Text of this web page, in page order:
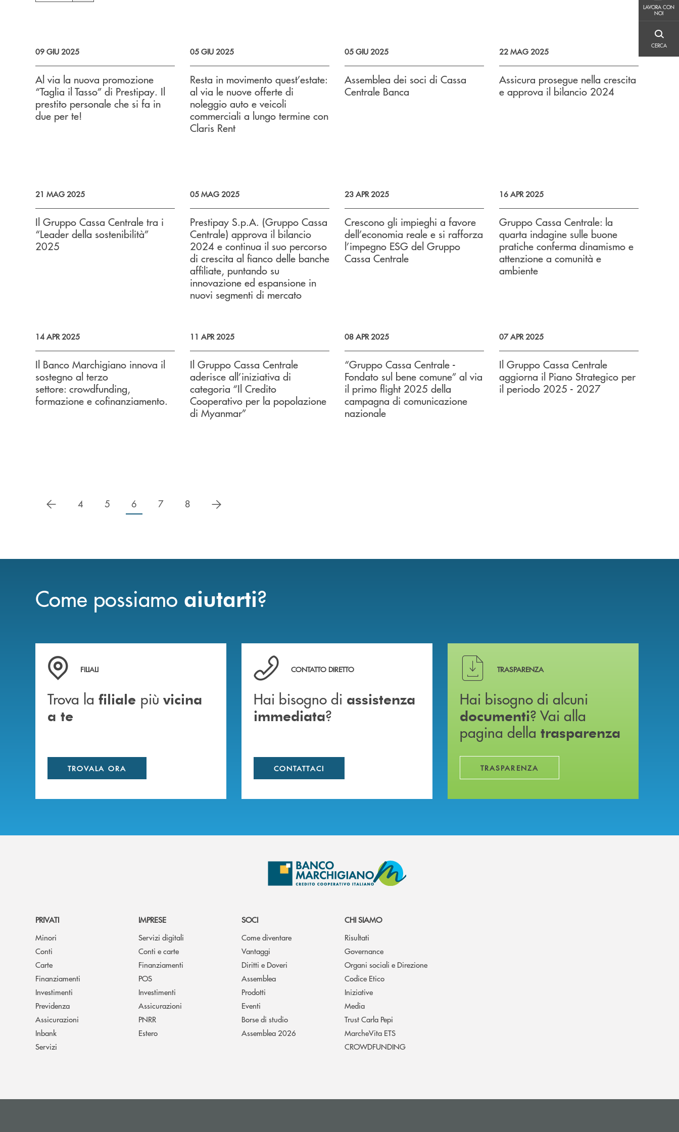
LAVORA CON
NOI
CERCA
09 GIU 2025
Al via la nuova promozione
“Taglia il Tasso” di Prestipay. Il
prestito personale che si fa in
due per te!
05 GIU 2025
Resta in movimento quest’estate:
al via le nuove offerte di
noleggio auto e veicoli
commerciali a lungo termine con
Claris Rent
05 GIU 2025
Assemblea dei soci di Cassa
Centrale Banca
22 MAG 2025
Assicura prosegue nella crescita
e approva il bilancio 2024
21 MAG 2025
Il Gruppo Cassa Centrale tra i
“Leader della sostenibilità”
2025
05 MAG 2025
Prestipay S.p.A. (Gruppo Cassa
Centrale) approva il bilancio
2024 e continua il suo percorso
di crescita al fianco delle banche
affiliate, puntando su
innovazione ed espansione in
nuovi segmenti di mercato
23 APR 2025
Crescono gli impieghi a favore
dell’economia reale e si rafforza
l’impegno ESG del Gruppo
Cassa Centrale
16 APR 2025
Gruppo Cassa Centrale: la
quarta indagine sulle buone
pratiche conferma dinamismo e
attenzione a comunità e
ambiente
14 APR 2025
Il Banco Marchigiano innova il
sostegno al terzo
settore: crowdfunding,
formazione e cofinanziamento.
11 APR 2025
Il Gruppo Cassa Centrale
aderisce all’iniziativa di
categoria “Il Credito
Cooperativo per la popolazione
di Myanmar”
08 APR 2025
“Gruppo Cassa Centrale -
Fondato sul bene comune” al via
il primo flight 2025 della
campagna di comunicazione
nazionale
07 APR 2025
Il Gruppo Cassa Centrale
aggiorna il Piano Strategico per
il periodo 2025 - 2027
precedente
4 5 6 7 8 successivo
Come possiamo aiutarti?
Trova la filiale più vicina a te
FILIALI
Trova la filiale più vicina
a te
TROVALA ORA
Hai bisogno di assistenza immediata ?
CONTATTO DIRETTO
Hai bisogno di assistenza
immediata?
CONTATTACI
Hai bisogno di alcuni documenti ? Vai alla pagina della
TRASPARENZA
Hai bisogno di alcuni
documenti? Vai alla
pagina della trasparenza
TRASPARENZA
PRIVATI
Minori
Conti
Carte
Finanziamenti
Investimenti
Previdenza
Assicurazioni
Inbank
Servizi
IMPRESE
Servizi digitali
Conti e carte
Finanziamenti
POS
Investimenti
Assicurazioni
PNRR
Estero
SOCI
Come diventare
Vantaggi
Diritti e Doveri
Assemblea
Prodotti
Eventi
Borse di studio
Assemblea 2026
CHI SIAMO
Risultati
Governance
Organi sociali e Direzione
Codice Etico
Iniziative
Media
Trust Carla Pepi
MarcheVita ETS
CROWDFUNDING